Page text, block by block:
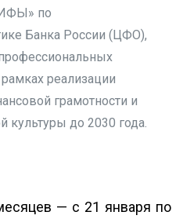
по
Банка России (ЦФО),
реализации
грамотности и
культуры до 2030 года.
— с 21 января по